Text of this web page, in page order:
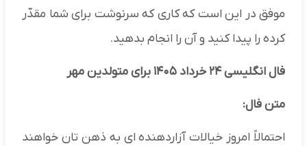
موفق در این است که کاری که سرنوشت برای شما مقدّر
کرده را پیدا کنید و آن را انجام بدهید.
فال انگلیسی ۲۴ خرداد ۱۴۰۵ برای متولدین مهر
متن فال:
احتمالاً امروز خیالات آزاردهنده ای به ذهن تان خواهند